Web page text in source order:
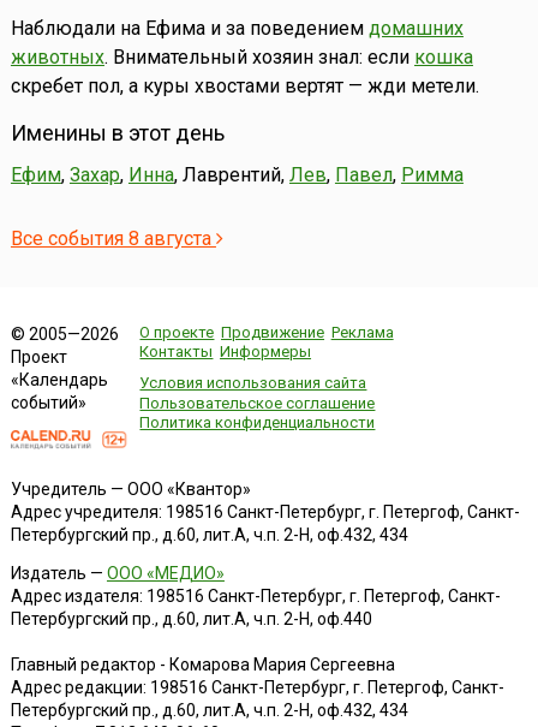
Наблюдали на Ефима и за поведением домашних
животных. Внимательный хозяин знал: если кошка
скребет пол, а куры хвостами вертят — жди метели.
Именины в этот день
Ефим, Захар, Инна, Лаврентий, Лев, Павел, Римма
Все события 8 августа
© 2005—2026
Проект
«Календарь
событий»
О проекте Продвижение Реклама
Контакты Информеры
Условия использования сайта
Пользовательское соглашение
Политика конфиденциальности
Учредитель — ООО «Квантор»
Адрес учредителя: 198516 Санкт-Петербург, г. Петергоф, Санкт-
Петербургский пр., д.60, лит.А, ч.п. 2-Н, оф.432, 434
Издатель — ООО «МЕДИО»
Адрес издателя: 198516 Санкт-Петербург, г. Петергоф, Санкт-
Петербургский пр., д.60, лит.А, ч.п. 2-Н, оф.440
Главный редактор - Комарова Мария Сергеевна
Адрес редакции: 198516 Санкт-Петербург, г. Петергоф, Санкт-
Петербургский пр., д.60, лит.А, ч.п. 2-Н, оф.432, 434